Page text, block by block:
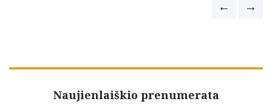
Naujienlaiškio prenumerata